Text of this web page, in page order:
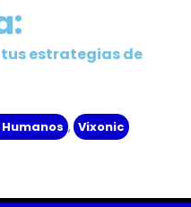
estrategias de
, Vixonic